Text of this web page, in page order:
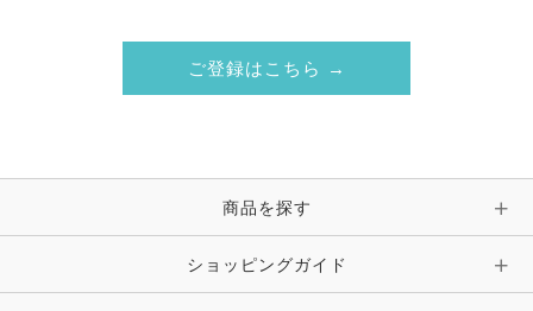
ご登録はこちら →
商品を探す
ショッピングガイド